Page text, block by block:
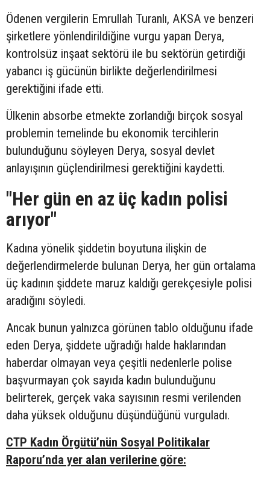
Ödenen vergilerin Emrullah Turanlı, AKSA ve benzeri
şirketlere yönlendirildiğine vurgu yapan Derya,
kontrolsüz inşaat sektörü ile bu sektörün getirdiği
yabancı iş gücünün birlikte değerlendirilmesi
gerektiğini ifade etti.
Ülkenin absorbe etmekte zorlandığı birçok sosyal
problemin temelinde bu ekonomik tercihlerin
bulunduğunu söyleyen Derya, sosyal devlet
anlayışının güçlendirilmesi gerektiğini kaydetti.
"Her gün en az üç kadın polisi
arıyor"
Kadına yönelik şiddetin boyutuna ilişkin de
değerlendirmelerde bulunan Derya, her gün ortalama
üç kadının şiddete maruz kaldığı gerekçesiyle polisi
aradığını söyledi.
Ancak bunun yalnızca görünen tablo olduğunu ifade
eden Derya, şiddete uğradığı halde haklarından
haberdar olmayan veya çeşitli nedenlerle polise
başvurmayan çok sayıda kadın bulunduğunu
belirterek, gerçek vaka sayısının resmi verilenden
daha yüksek olduğunu düşündüğünü vurguladı.
CTP Kadın Örgütü’nün Sosyal Politikalar
Raporu’nda yer alan verilerine göre: